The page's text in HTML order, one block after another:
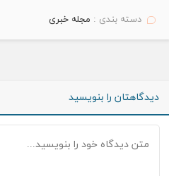
دسته بندی : مجله خبری
دیدگاهتان را بنویسید